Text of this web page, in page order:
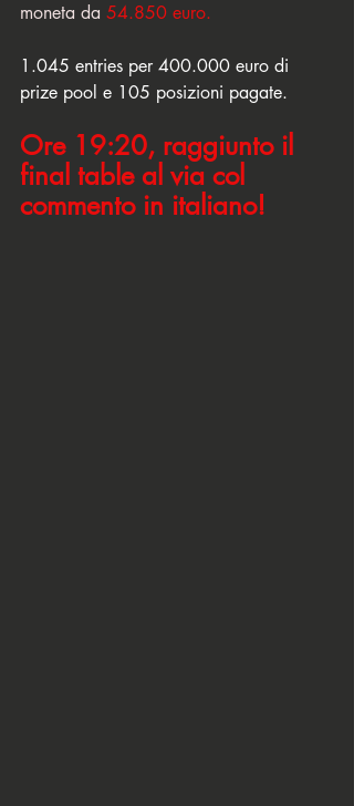
moneta da 54.850 euro.
1.045 entries per 400.000 euro di
prize pool e 105 posizioni pagate.
Ore 19:20, raggiunto il
final table al via col
commento in italiano!